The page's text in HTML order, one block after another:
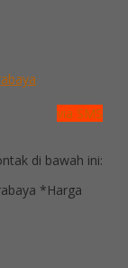
via SMS
di bawah ini:
*Harga